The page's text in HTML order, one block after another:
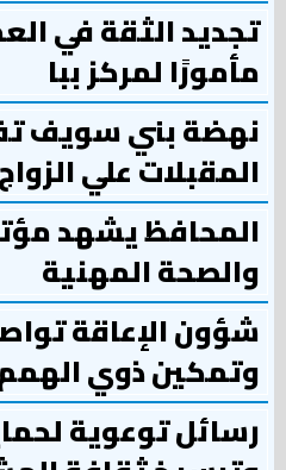
تجديد الثقة في
مأمورًا لمركز ببا
نهضة بني سويف
المقبلات علي الزواج
المحافظ يشهد
والصحة المهنية
شؤون الإعاقة
وتمكين ذوي
رسائل توعوية